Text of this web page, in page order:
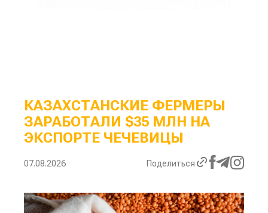
КАЗАХСТАНСКИЕ ФЕРМЕРЫ
ЗАРАБОТАЛИ $35 МЛН НА
ЭКСПОРТЕ ЧЕЧЕВИЦЫ
07.08.2026 Поделиться